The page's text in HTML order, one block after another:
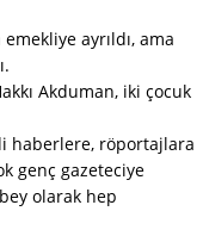
ayrıldı, ama
Akduman, iki çocuk
haberlere, röportajlara
genç gazeteciye
olarak hep